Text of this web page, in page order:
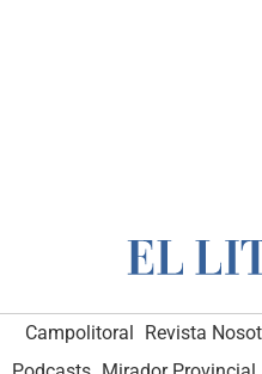
Campolitoral Revista